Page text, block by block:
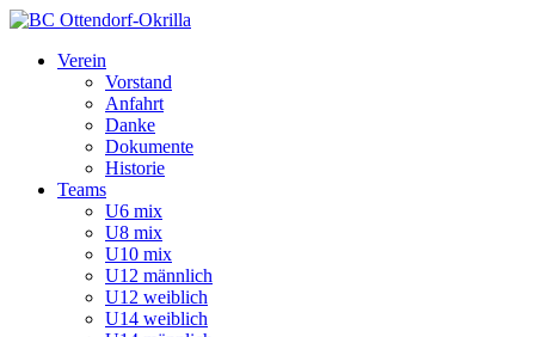
Verein
Vorstand
Anfahrt
Danke
Dokumente
Historie
Teams
U6 mix
U8 mix
U10 mix
U12 männlich
U12 weiblich
U14 weiblich